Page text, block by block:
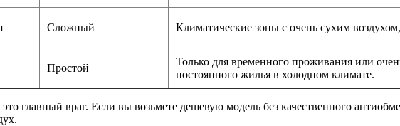
Сложный Климатические зоны с очень сухим
Простой
Только для временного проживания или
постоянного жилья в холодном климате.
главный враг. Если вы возьмете дешевую модель без качественного